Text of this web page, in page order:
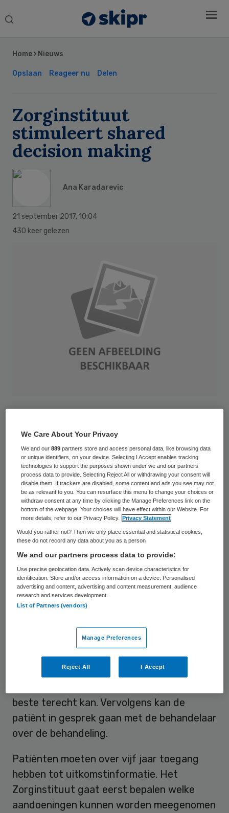
Search
Home › Nieuws
Opslaan Reageer nu Delen
Zorginstituut
stimuleert shared
decision making
Ana Karadarevic
21 september 2017, 10:04
430 keer gelezen
dat patiënt en arts samen beslissen over de
beste behandeling. Het Zorginstituut gaat
uitkomstinformatie over behandelingen
bundelen zodat patiënten dit gemakkelijk
kunnen opzoeken. Bij het programma zijn
onder meer koepelorganisaties van
ziekenhuizen, specialisten en patiënten
betrokken.
Het Zorginstituut voert het programma
‘Uitkomstinformatie voor Samen Beslissen’
uit, in opdracht van het ministerie van
Volksgezondheid, Welzijn en Sport. De
organisatie wil uitkomstinformatie,
bijgehouden door artsen en patiënten,
bundelen zodat de patiënt kan opzoeken
waar hij met zijn specifieke aandoening, en
beste terecht kan. Vervolgens kan de
patiënt in gesprek gaan met de behandelaar
over de behandeling.
Patiënten moeten over vijf jaar toegang
hebben tot uitkomstinformatie. Het
Zorginstituut gaat eerst bepalen welke
aandoeningen kunnen worden meegenomen
Sidebar
We Care About Your Privacy
We and our889 partners store and access personal data, like browsing data
or unique identifiers, on your device. Selecting I Accept enables tracking
technologies to support the purposes shown under we and our partners
process data to provide. Selecting Reject All or withdrawing your consent will
disable them. If trackers are disabled, some content and ads you see may not
be as relevant to you. You can resurface this menu to change your choices or
withdraw consent at any time by clicking the Manage Preferences link on the
bottom of the webpage. Your choices will have effect within our Website. For
more details, refer to our Privacy Policy.
Privacy Statement
Would you rather not? Then we only place essential and statistical cookies,
these do not record any data about you as a person
We and our partners process data to provide:
Use precise geolocation data. Actively scan device characteristics for
identification. Store and/or access information on a device. Personalised
advertising and content, advertising and content measurement, audience
research and services development.
List of Partners (vendors)
Manage Preferences
Reject All I Accept